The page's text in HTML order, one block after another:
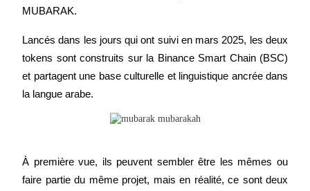
Se connecter S'inscrire
MUBARAK.
Lancés dans les jours qui ont suivi en mars 2025, les deux
tokens sont construits sur la Binance Smart Chain (BSC)
et partagent une base culturelle et linguistique ancrée dans
la langue arabe.
À première vue, ils peuvent sembler être les mêmes ou
faire partie du même projet, mais en réalité, ce sont deux